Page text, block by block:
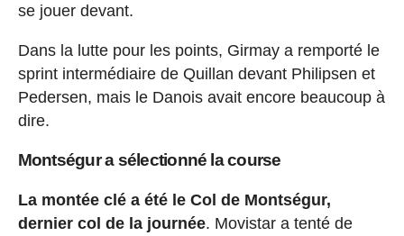
se jouer devant.
Dans la lutte pour les points, Girmay a remporté le
sprint intermédiaire de Quillan devant Philipsen et
Pedersen, mais le Danois avait encore beaucoup à
dire.
Montségur a sélectionné la course
La montée clé a été le Col de Montségur,
dernier col de la journée. Movistar a tenté de